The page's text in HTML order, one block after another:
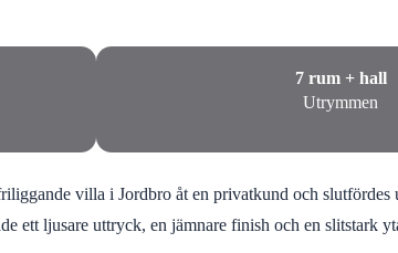
7 rum + hall
Utrymmen
villa i Jordbro åt en privatkund och
ett ljusare uttryck, en jämnare finish och en slitstark